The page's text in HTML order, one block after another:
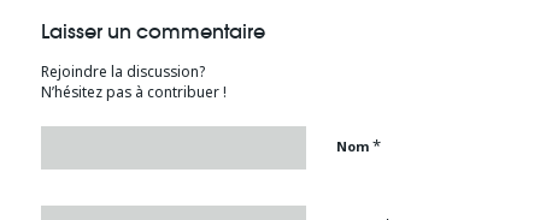
Laisser un commentaire
Rejoindre la discussion?
N’hésitez pas à contribuer !
Nom *